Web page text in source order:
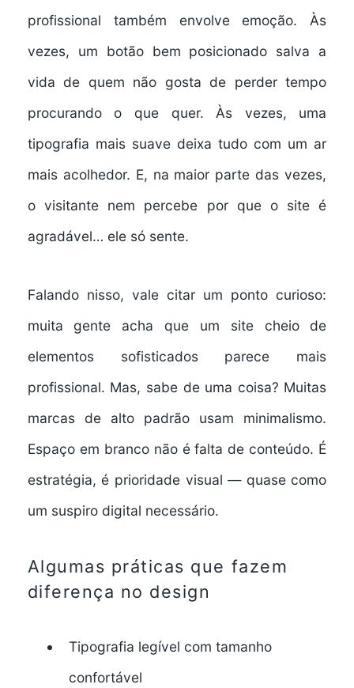
profissional também envolve emoção. Às
vezes, um botão bem posicionado salva a
vida de quem não gosta de perder tempo
procurando o que quer. Às vezes, uma
tipografia mais suave deixa tudo com um ar
mais acolhedor. E, na maior parte das vezes,
o visitante nem percebe por que o site é
agradável… ele só sente.
Falando nisso, vale citar um ponto curioso:
muita gente acha que um site cheio de
elementos sofisticados parece mais
profissional. Mas, sabe de uma coisa? Muitas
marcas de alto padrão usam minimalismo.
Espaço em branco não é falta de conteúdo. É
estratégia, é prioridade visual — quase como
um suspiro digital necessário.
Algumas práticas que fazem
diferença no design
Tipografia legível com tamanho
confortável